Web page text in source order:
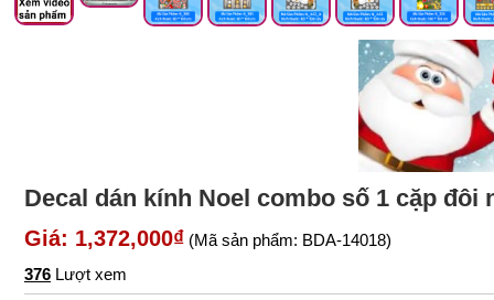
Decal dán kính Noel combo số 1 cặp đôi
Giá: 1,372,000₫ (Mã sản phẩm: BDA-14018)
376 Lượt xem